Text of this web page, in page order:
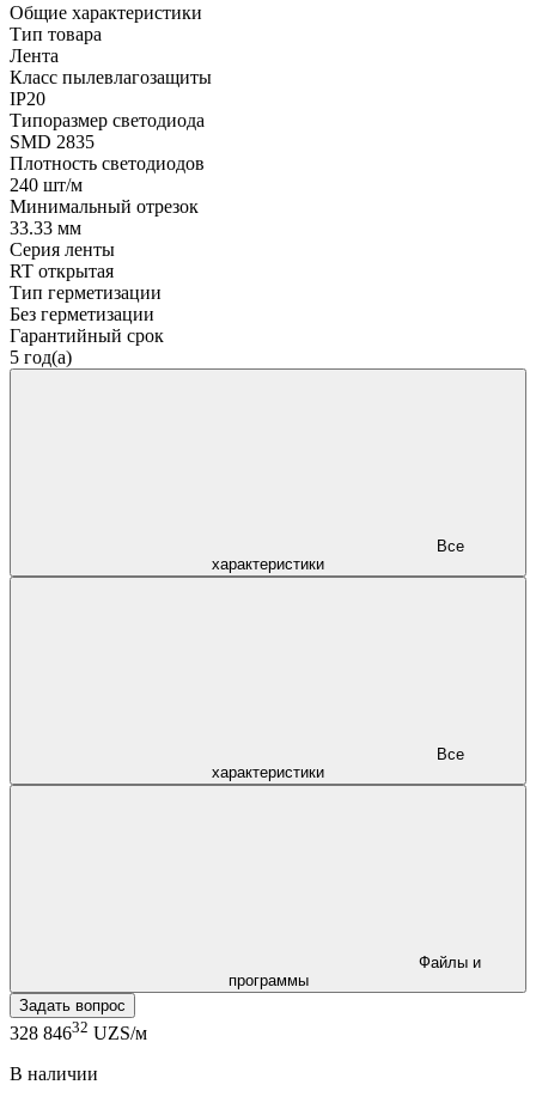
Общие характеристики
Тип товара
Лента
Класс пылевлагозащиты
IP20
Типоразмер светодиода
SMD 2835
Плотность светодиодов
240 шт/м
Минимальный отрезок
33.33 мм
Серия ленты
RT открытая
Тип герметизации
Без герметизации
Гарантийный срок
5 год(а)
характеристики
характеристики
программы
Задать вопрос
328 84632 UZS/м
В наличии